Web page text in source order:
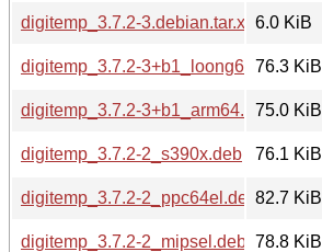
digitemp_3.7.2-3.debian.tar.xz 6.0 KiB
digitemp_3.7.2-3+b1_loong64.deb76.3 KiB
digitemp_3.7.2-3+b1_arm64.deb75.0 KiB
digitemp_3.7.2-2_s390x.deb
76.1 KiB
digitemp_3.7.2-2_ppc64el.deb82.7 KiB
digitemp_3.7.2-2_mipsel.deb 78.8 KiB